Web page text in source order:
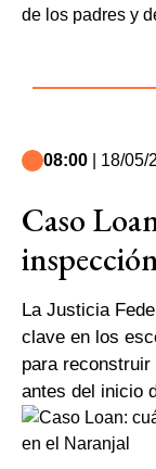
de los padres y
08:00 | 18/05/
Caso
La Justicia
clave en los
para
antes del inicio